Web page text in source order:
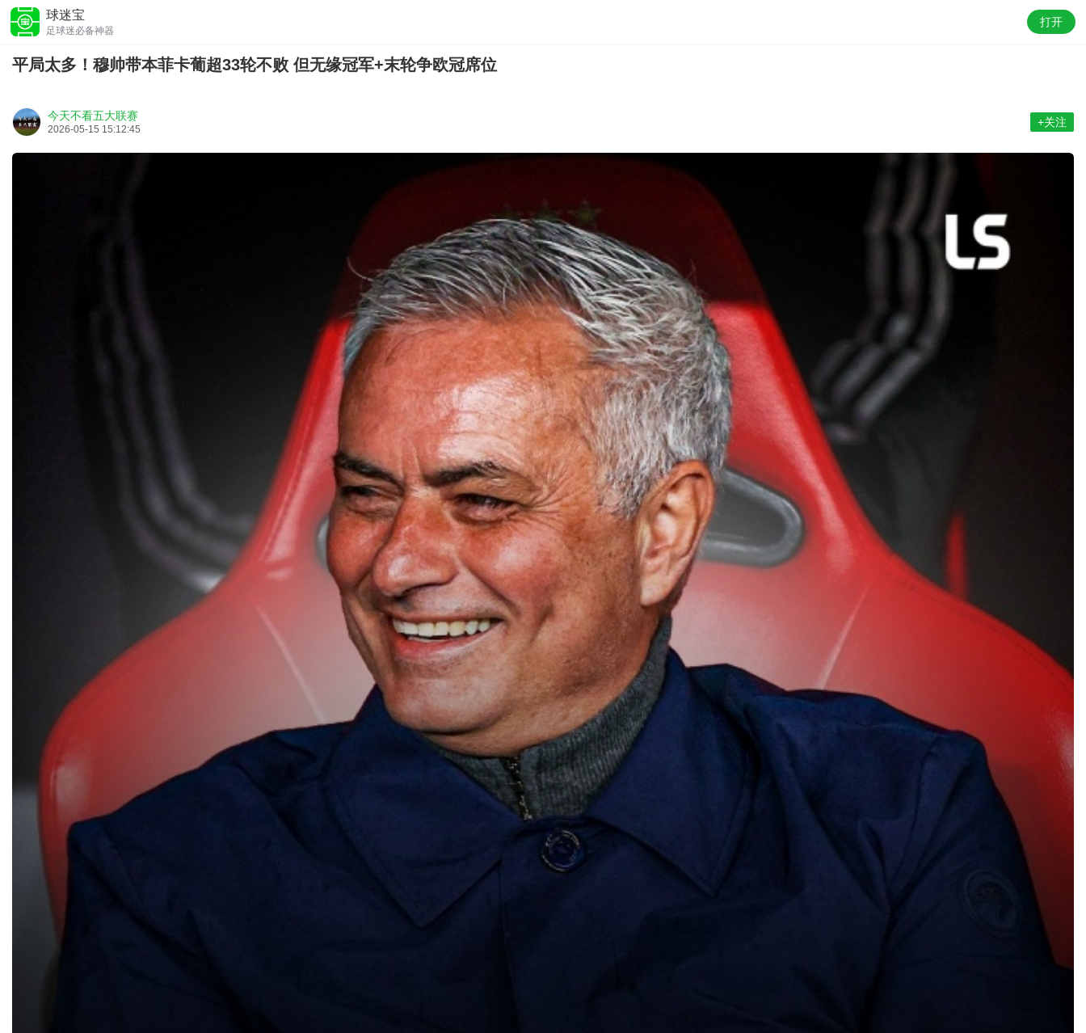
球迷宝
足球迷必备神器
打开
平局太多！穆帅带本菲卡葡超33轮不败 但无缘冠军+末轮争欧冠席位
今天不看五大联赛
2026-05-15 15:12:45
+关注